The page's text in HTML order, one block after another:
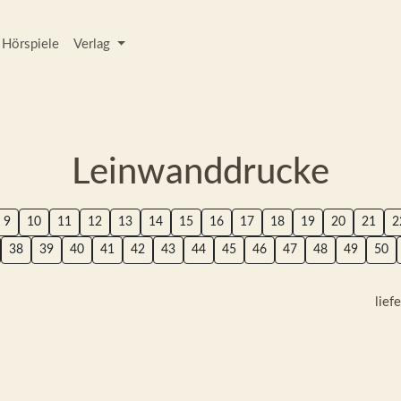
Hörspiele Verlag
Leinwanddrucke
9 10 11 12 13 14 15 16 17 18 19 20 21
38 39 40 41 42 43 44 45 46 47 48 49 50